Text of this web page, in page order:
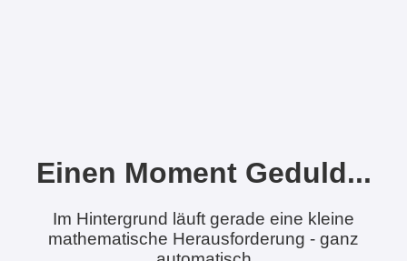
Einen Moment Geduld...
Im Hintergrund läuft gerade eine kleine
mathematische Herausforderung - ganz